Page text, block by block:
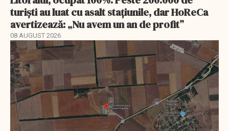
turiști au luat cu asalt stațiunile, dar HoReCa
avertizează: „Nu avem un an de profit”
08 AUGUST 2026